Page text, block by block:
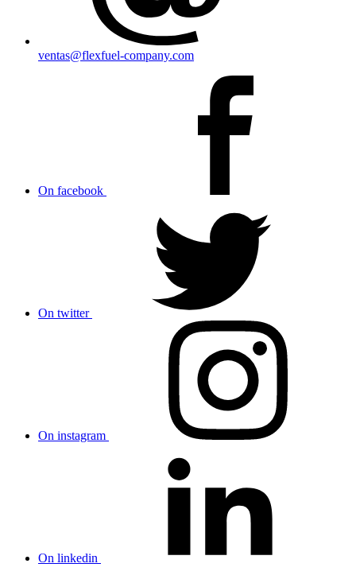
ventas@flexfuel-company.com
On facebook
On twitter
On instagram
On linkedin